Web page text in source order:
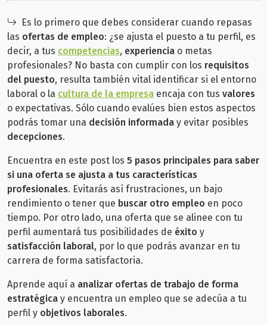
Es lo primero que debes considerar cuando repasas
las ofertas de empleo: ¿se ajusta el puesto a tu perfil, es
decir, a tus competencias, experiencia o metas
profesionales? No basta con cumplir con los requisitos
del puesto, resulta también vital identificar si el entorno
laboral o la cultura de la empresa encaja con tus valores
o expectativas. Sólo cuando evalúes bien estos aspectos
podrás tomar una decisión informada y evitar posibles
decepciones.
Encuentra en este post los 5 pasos principales para saber
si una oferta se ajusta a tus características
profesionales. Evitarás así frustraciones, un bajo
rendimiento o tener que buscar otro empleo en poco
tiempo. Por otro lado, una oferta que se alinee con tu
perfil aumentará tus posibilidades de éxito y
satisfacción laboral, por lo que podrás avanzar en tu
carrera de forma satisfactoria.
Aprende aquí a analizar ofertas de trabajo de forma
estratégica y encuentra un empleo que se adecúa a tu
perfil y objetivos laborales.